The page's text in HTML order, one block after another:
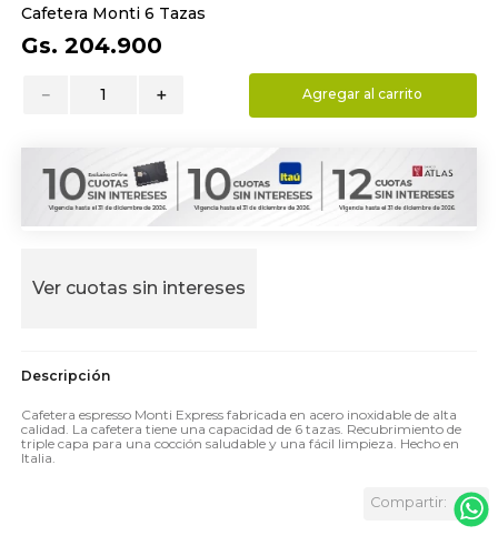
Cafetera Monti 6 Tazas
Gs. 204.900
＋
－ Agregar al carrito
Ver cuotas sin intereses
Cafetera espresso Monti Express fabricada en acero inoxidable de alta
calidad. La cafetera tiene una capacidad de 6 tazas. Recubrimiento de
triple capa para una cocción saludable y una fácil limpieza. Hecho en
Italia.
9.
hydrate